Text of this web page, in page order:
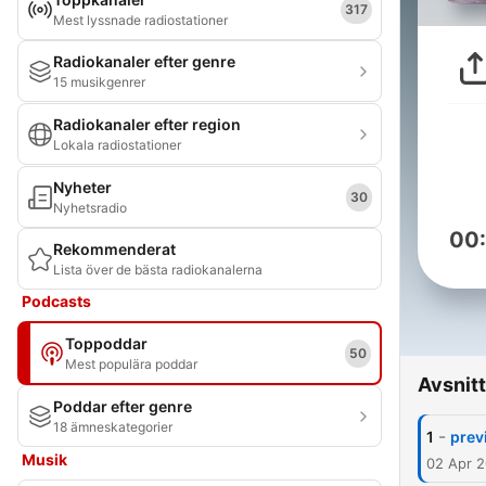
Mest lyssnade radiostationer
317
Radiokanaler efter genre
15 musikgenrer
Radiokanaler efter region
Lokala radiostationer
Nyheter
Nyhetsradio
30
Rekommenderat
Lista över de bästa radiokanalerna
Podcasts
Toppoddar
Mest populära poddar
50
Poddar efter genre
18 ämneskategorier
Musik
Avsnitt
1 -
02 Apr